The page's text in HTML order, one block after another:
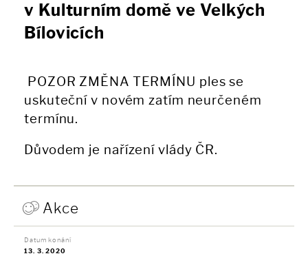
v Kulturním domě ve Velkých
Bílovicích
POZOR ZMĚNA TERMÍNU ples se
uskuteční v novém zatím neurčeném
termínu.
Důvodem je nařízení vlády ČR.
Akce
Datum konání
13. 3. 2020